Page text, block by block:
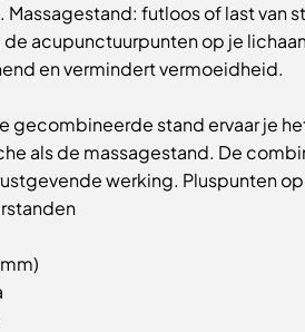
futloos of last van
acupunctuurpunten op je
en vermindert vermoeidheid.
gecombineerde stand ervaar je
als de massagestand. De
werking. Pluspunten